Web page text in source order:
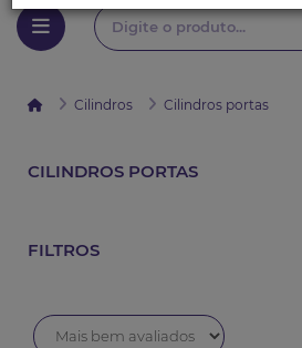
Cilindros Cilindros portas
CILINDROS PORTAS
FILTROS